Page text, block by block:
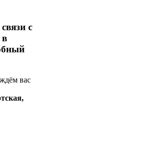
связи с
в
ждём вас